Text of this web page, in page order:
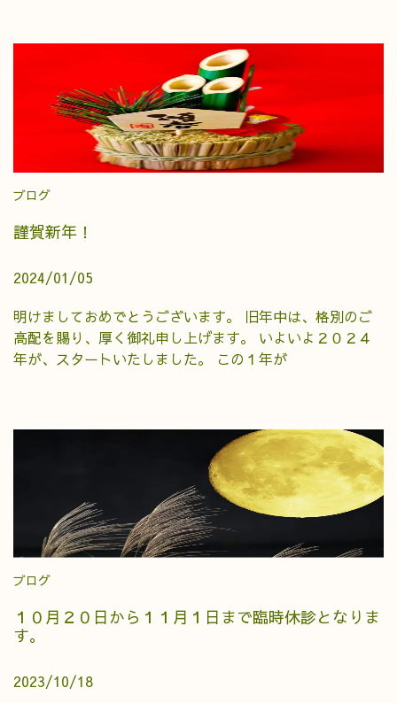
ブログ
謹賀新年！
2024/01/05
明けましておめでとうございます。 旧年中は、格別のご
高配を賜り、厚く御礼申し上げます。 いよいよ２０２４
年が、スタートいたしました。 この１年が
ブログ
１０月２０日から１１月１日まで臨時休診となりま
す。
2023/10/18